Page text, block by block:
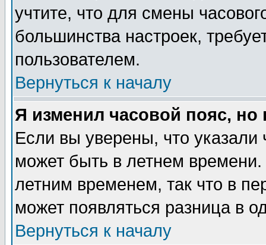
учтите, что для смены
большинства настроек,
пользователем.
Вернуться к началу
Я изменил часовой пояс,
Если вы уверены, что указали
может быть в летнем
летним временем, так что в
может появляться разница в
Вернуться к началу